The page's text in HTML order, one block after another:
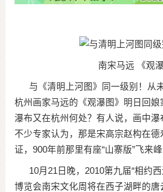
南宋马远 《观瀑
与《清明上河图》同一级别！从
杭州画家马远的《观瀑图》明日回
瀑布又在杭州何处？有人说，画中
不少专家认为，那是宋高宗赵构在
证，900年前那里有座“山寨版”飞来
10月21日晚，2010第九届“相约西
博览会南宋文化周将在西子湖畔的